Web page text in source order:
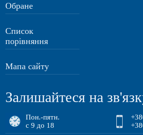
Обране
Список
порівняння
Мапа сайту
Залишайтеся на
Пон.-пятн.
с 9 до 18